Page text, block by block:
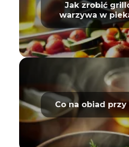
Jak zrobić
warzywa w
poradnik
Co na obiad